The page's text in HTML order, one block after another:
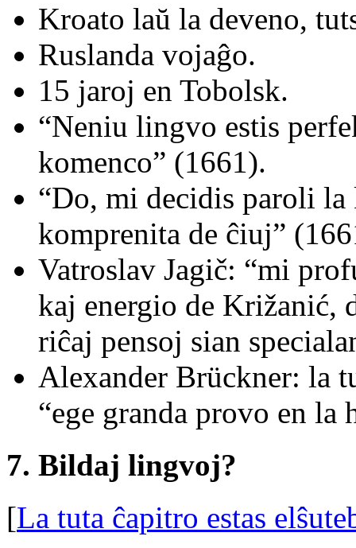
Kroato laŭ la deveno,
Ruslanda vojaĝo.
15 jaroj en Tobolsk.
“Neniu lingvo estis
komenco” (1661).
“Do, mi decidis paroli
komprenita de ĉiuj”
Vatroslav Jagič: “mi
kaj energio de Križanić,
riĉaj pensoj sian
Alexander Brückner: la
“ege granda provo en
7. Bildaj lingvoj?
[La tuta ĉapitro estas